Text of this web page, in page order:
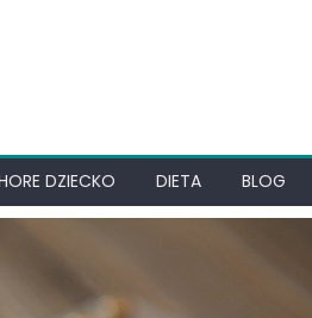
DZIECKO DIETA BLOG